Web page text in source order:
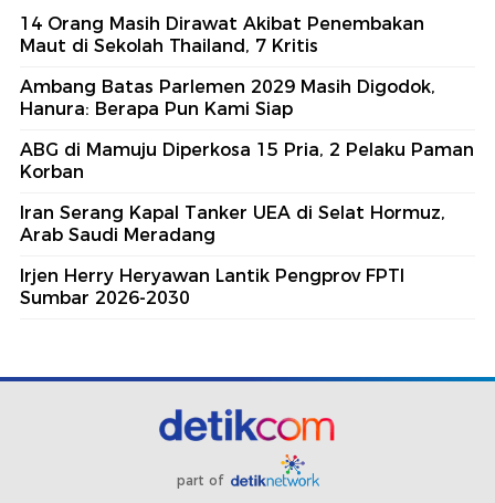
14 Orang Masih Dirawat Akibat Penembakan
Maut di Sekolah Thailand, 7 Kritis
Ambang Batas Parlemen 2029 Masih Digodok,
Hanura: Berapa Pun Kami Siap
ABG di Mamuju Diperkosa 15 Pria, 2 Pelaku Paman
Korban
Iran Serang Kapal Tanker UEA di Selat Hormuz,
Arab Saudi Meradang
Irjen Herry Heryawan Lantik Pengprov FPTI
Sumbar 2026-2030
part of